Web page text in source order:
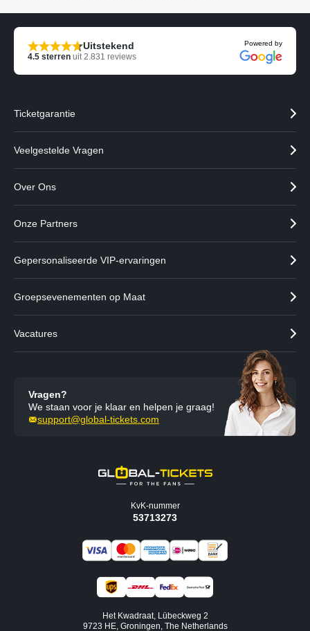
Uitstekend
4.5 sterren uit2.831 reviews
Powered by
Ticketgarantie
Veelgestelde Vragen
Over Ons
Onze Partners
Gepersonaliseerde VIP-ervaringen
Groepsevenementen op Maat
Vacatures
Vragen?
We staan voor je klaar en helpen je graag!
support@global-tickets.com
KvK-nummer
53713273
Het Kwadraat, Lübeckweg 2
9723 HE, Groningen, The Netherlands